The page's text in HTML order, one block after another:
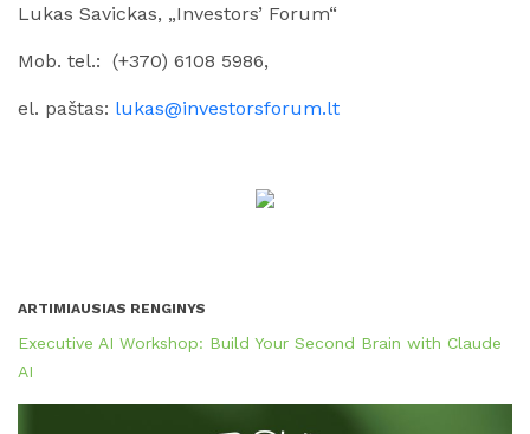
ARTIMIAUSIAS RENGINYS
Executive AI Workshop: Build Your Second Brain with Claude
AI
Lukas Savickas, „Investors’ Forum“
Mob. tel.: (+370) 6108 5986,
el. paštas: lukas@investorsforum.lt